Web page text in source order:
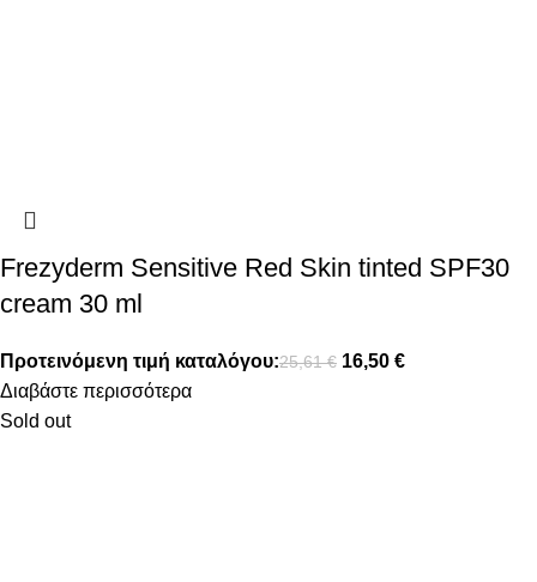
Frezyderm Sensitive Red Skin tinted SPF30
cream 30 ml
Προτεινόμενη τιμή καταλόγου:25,61€ 16,50 €
Διαβάστε περισσότερα
Sold out